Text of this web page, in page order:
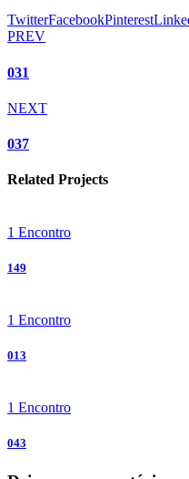
TwitterFacebookPinterest
PREV
031
NEXT
037
Related Projects
1 Encontro
149
1 Encontro
013
1 Encontro
043